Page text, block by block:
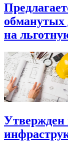
на
Утвержден